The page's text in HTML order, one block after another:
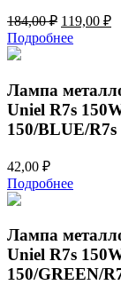
184,00₽
цена
составляла
119,00 ₽
Подробнее
Лампа
Uniel R7s
150/BLUE/R7s
42,00 ₽
Подробнее
Лампа
Uniel R7s
150/GREEN/